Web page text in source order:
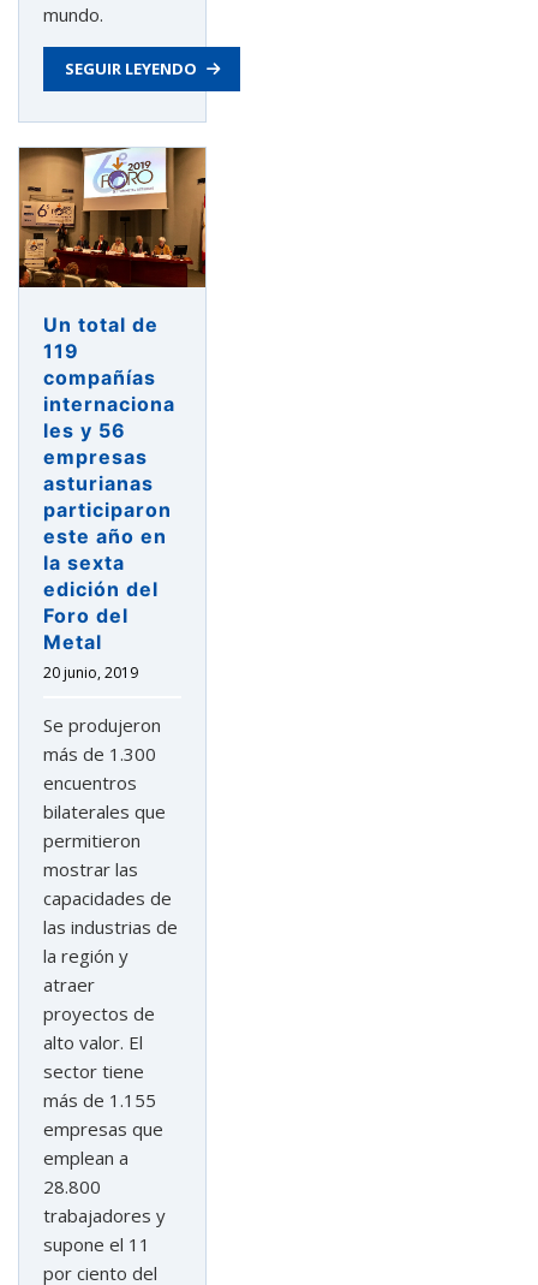
mundo.
SEGUIR LEYENDO
Un total de
119
compañías
internaciona
les y 56
empresas
asturianas
participaron
este año en
la sexta
edición del
Foro del
Metal
20 junio, 2019
Se produjeron
más de 1.300
encuentros
bilaterales que
permitieron
mostrar las
capacidades de
las industrias de
la región y
atraer
proyectos de
alto valor. El
sector tiene
más de 1.155
empresas que
emplean a
28.800
trabajadores y
supone el 11
por ciento del